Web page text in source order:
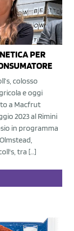
PER
colosso
e oggi
a Macfrut
2023 al Rimini
in programma
tra […]